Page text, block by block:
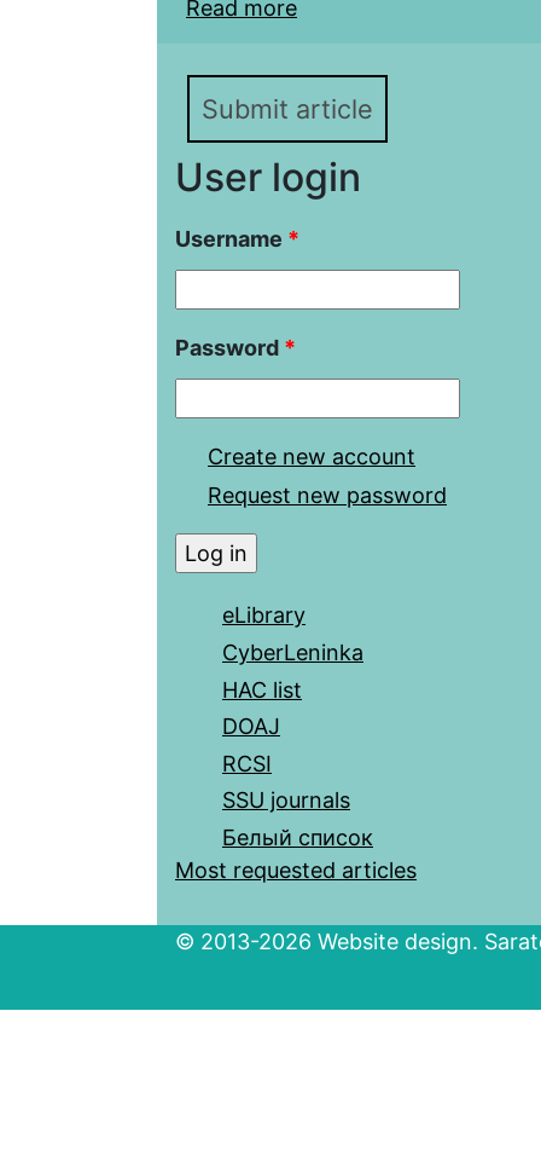
Read more
Submit article
User login
Username *
Password *
Create new account
Request new password
eLibrary
CyberLeninka
HAC list
DOAJ
RCSI
SSU journals
Белый список
Most requested articles
© 2013-2026 Website design.